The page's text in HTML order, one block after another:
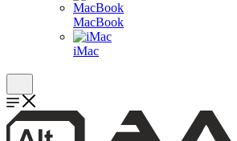
MacBook
iMac